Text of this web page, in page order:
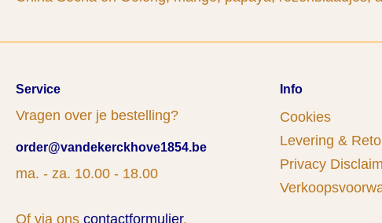
Service
Vragen over je bestelling?
order@vandekerckhove1854.be
ma. - za. 10.00 - 18.00
Of via ons contactformulier.
Info
Cookies
Levering &
Privacy